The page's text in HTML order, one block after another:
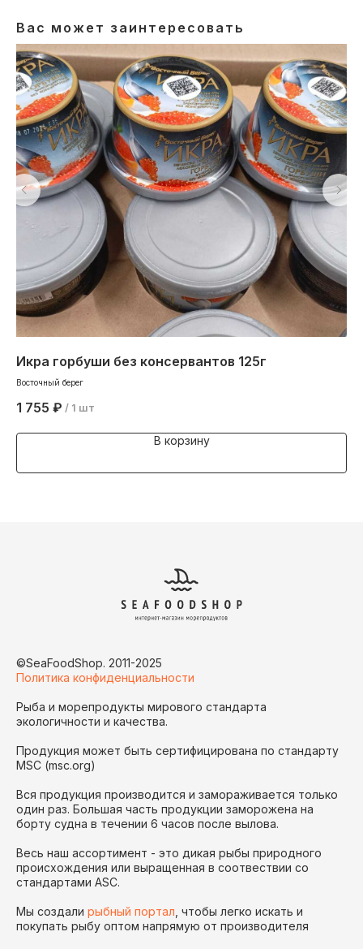
Вас может заинтересовать
Икра горбуши без консервантов 125г
Восточный берег
1 755 ₽ / 1 шт
В корзину
©SeaFoodShop. 2011-2025
Политика конфиденциальности
Рыба и морепродукты мирового стандарта
экологичности и качества.
Продукция может быть сертифицирована по стандарту
MSC (msc.org)
Вся продукция производится и замораживается только
один раз. Большая часть продукции заморожена на
борту судна в течении 6 часов после вылова.
Весь наш ассортимент - это дикая рыбы природного
происхождения или выращенная в соотвествии со
стандартами ASC.
Мы создали рыбный портал, чтобы легко искать и
покупать рыбу оптом напрямую от производителя